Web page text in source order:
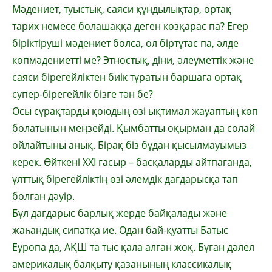
Мәдениет, туыстық, саяси құндылықтар, ортақ
тарих немесе болашаққа деген көз­қарас па? Егер
біріктіруші мәдениет болса, ол біртұтас па, әлде
көпмәдениетті ме? Этностық, діни, әлеуметтік және
саяси біре­гейліктен биік тұратын баршаға ортақ
супер-бірегейлік бізге тән бе?
Осы сұрақтарды қоюдың өзі ықтимал жауап­тың көп
болатынын меңзейді. Қым­батты оқырман да солай
ойлайтыны анық. Бірақ біз бұдан қысылмауымыз
керек. Өйткені ХХІ ғасыр – басқаларды айтпа­ғанда,
ұлттық бірегейліктің өзі әлемдік дағдарысқа тап
болған дәуір.
Бұл дағдарыс барлық жерде байқалады және
жаһандық сипатқа ие. Одан бай-қуат­ты Батыс
Еуропа да, АҚШ та тыс қала алған жоқ. Бұған дәлел
америкалық балқыту қаза­нының классикалық